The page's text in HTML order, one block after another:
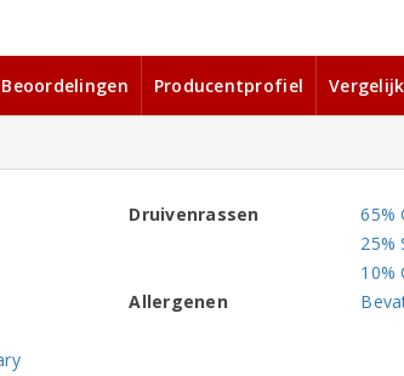
Beoordelingen Producentprofiel
Druivenrassen
65%
25%
10%
Allergenen